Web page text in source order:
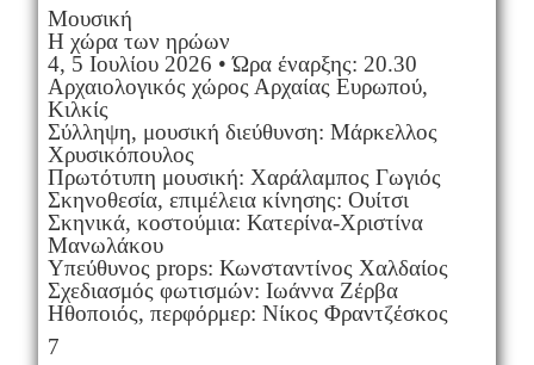
Μουσική
Η χώρα των ηρώων
4, 5 Ιουλίου 2026 • Ώρα έναρξης: 20.30
Αρχαιολογικός χώρος Αρχαίας Ευρωπού,
Κιλκίς
Σύλληψη, μουσική διεύθυνση: Μάρκελλος
Χρυσικόπουλος
Πρωτότυπη μουσική: Χαράλαμπος Γωγιός
Σκηνοθεσία, επιμέλεια κίνησης: Ουίτσι
Σκηνικά, κοστούμια: Κατερίνα-Χριστίνα
Μανωλάκου
Υπεύθυνος props: Κωνσταντίνος Χαλδαίος
Σχεδιασμός φωτισμών: Ιωάννα Ζέρβα
Ηθοποιός, περφόρμερ: Νίκος Φραντζέσκος
7